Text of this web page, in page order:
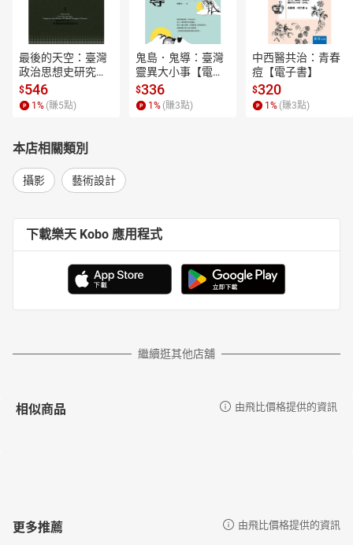
最後的天空：臺灣
政治思想史研究
【電子書】
$546
1% (賺5點)
鬼島．鬼導：臺灣
靈異大小事【電子
書】
$336
1% (賺3點)
中西醫共治：青春
痘【電子書】
$320
1% (賺3點)
本店相關類別
攝影 藝術設計
下載樂天 Kobo 應用程式
繼續逛其他店舖
相似商品 由飛比價格提供的資訊
更多推薦 由飛比價格提供的資訊